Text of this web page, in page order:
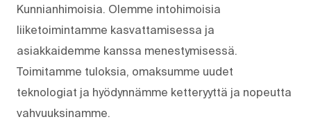
Kunnianhimoisia. Olemme intohimoisia
liiketoimintamme kasvattamisessa ja
asiakkaidemme kanssa menestymisessä.
Toimitamme tuloksia, omaksumme uudet
teknologiat ja hyödynnämme ketteryyttä ja nopeutta
vahvuuksinamme.